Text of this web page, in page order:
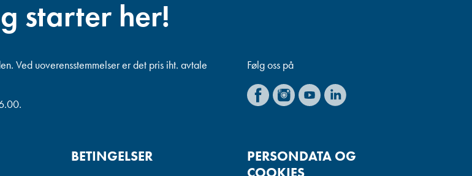
starter her!
Ved uoverensstemmelser er det pris iht. avtale
Følg oss på
BETINGELSER
PERSONDATA OG